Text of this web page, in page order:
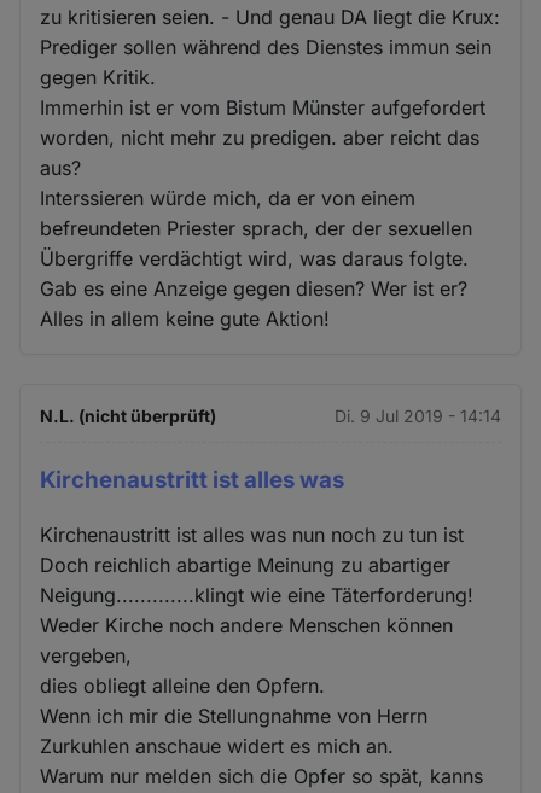
zu kritisieren seien. - Und genau DA liegt die Krux:
Prediger sollen während des Dienstes immun sein
gegen Kritik.
Immerhin ist er vom Bistum Münster aufgefordert
worden, nicht mehr zu predigen. aber reicht das
aus?
Interssieren würde mich, da er von einem
befreundeten Priester sprach, der der sexuellen
Übergriffe verdächtigt wird, was daraus folgte.
Gab es eine Anzeige gegen diesen? Wer ist er?
Alles in allem keine gute Aktion!
N.L. (nicht überprüft) Di. 9 Jul 2019 - 14:14
Kirchenaustritt ist alles was
Kirchenaustritt ist alles was nun noch zu tun ist
Doch reichlich abartige Meinung zu abartiger
Neigung.............klingt wie eine Täterforderung!
Weder Kirche noch andere Menschen können
vergeben,
dies obliegt alleine den Opfern.
Wenn ich mir die Stellungnahme von Herrn
Zurkuhlen anschaue widert es mich an.
Warum nur melden sich die Opfer so spät, kanns